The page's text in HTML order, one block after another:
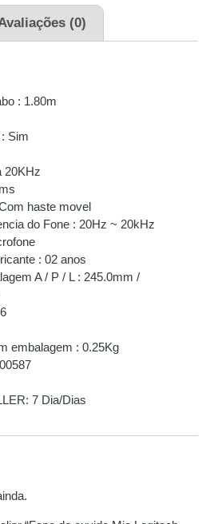
(0)
: 1.80m
Sim
20KHz
haste movel
do Fone : 20Hz ~ 20kHz
: 02 anos
A / P / L : 245.0mm /
embalagem : 0.25Kg
7 Dia/Dias